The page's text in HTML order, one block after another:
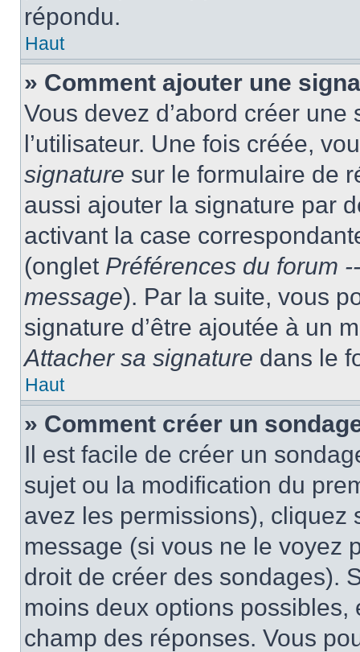
répondu.
Haut
» Comment ajouter une
Vous devez d’abord créer
l’utilisateur. Une fois créée,
signature sur le formulaire de
aussi ajouter la signature par
activant la case
(onglet Préférences du forum
message). Par la suite, vous
signature d’être ajoutée à un
Attacher sa signature dans le
Haut
» Comment créer un
Il est facile de créer un
sujet ou la modification du
avez les permissions), cliquez
message (si vous ne le voyez
droit de créer des sondages).
moins deux options
champ des réponses. Vous